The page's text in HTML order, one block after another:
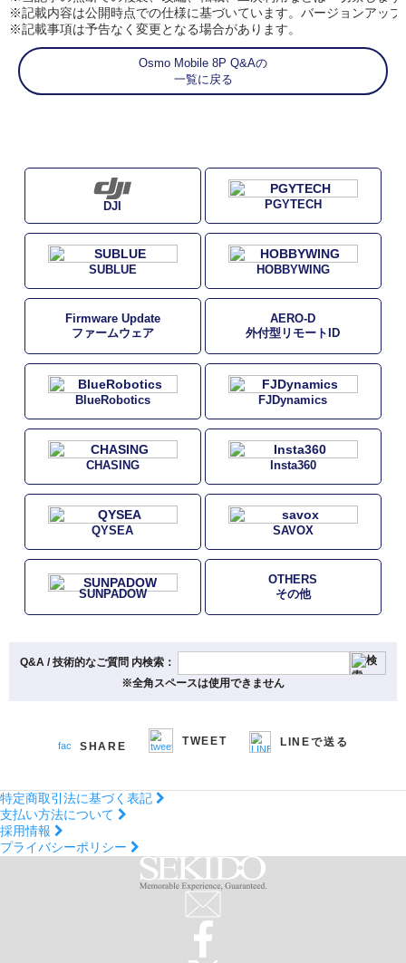
※記載内容は公開時点での仕様に基づいています。バージョンアッ
※記載事項は予告なく変更となる場合があります。
Osmo Mobile 8P Q&Aの
一覧に戻る
DJI PGYTECH
SUBLUE HOBBYWING
Firmware Update
ファームウェア
AERO-D
外付型リモートID
BlueRobotics FJDynamics
CHASING Insta360
QYSEA SAVOX
SUNPADOW
OTHERS
その他
Q&A / 技術的なご質問 内検索：
※全角スペースは使用できません
SHARE TWEET LINEで送る
特定商取引法に基づく表記
支払い方法について
採用情報
プライバシーポリシー